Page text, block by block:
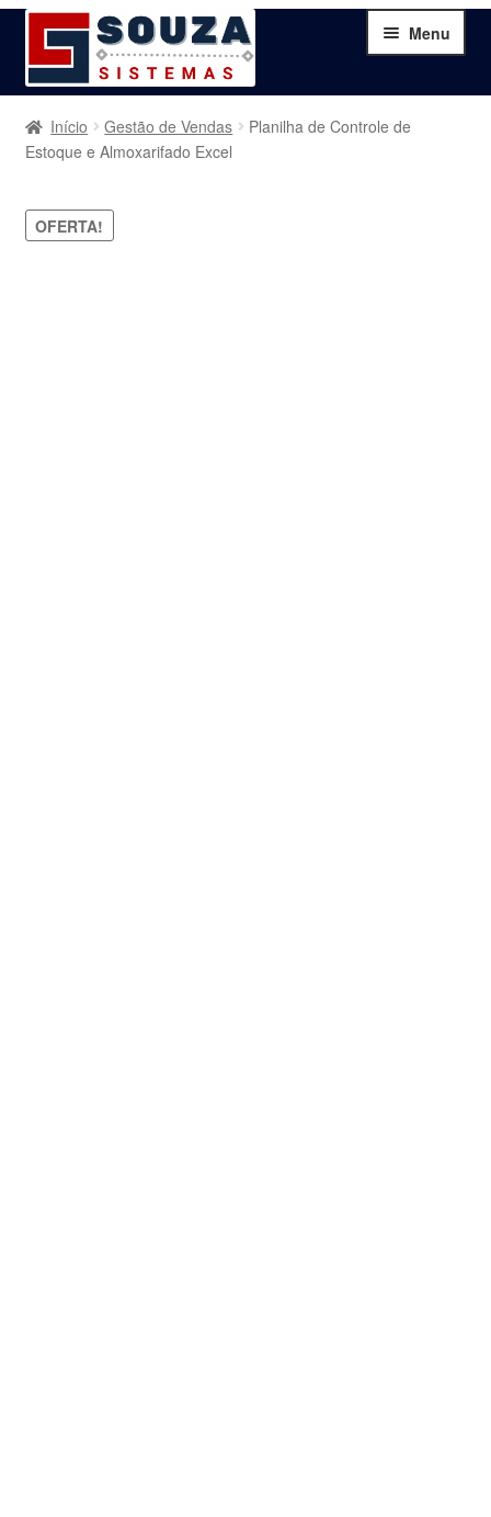
Pular
para
navegação
Pular
para
o
conteúdo
Menu
Home
Serviços
Início Gestão de Vendas
Planilha de Controle de
Estoque e Almoxarifado Excel
OFERTA!